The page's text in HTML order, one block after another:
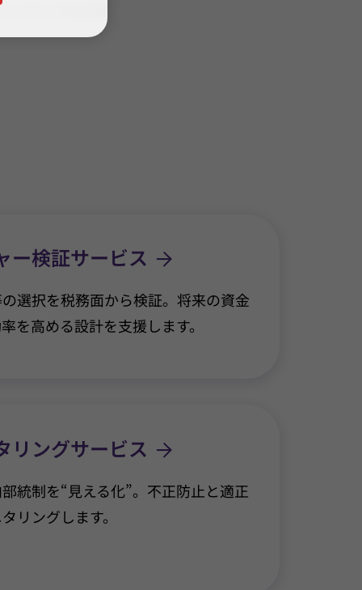
トワークを活用
ー検証サービス
選択を税務面から検証。将来の資金
を高める設計を支援します。
リングサービス
統制を“見える化”。不正防止と適正
リングします。